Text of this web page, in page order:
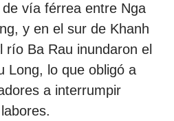
vía férrea entre Nga
y en el sur de Khanh
río Ba Rau inundaron el
Long, lo que obligó a
a interrumpir